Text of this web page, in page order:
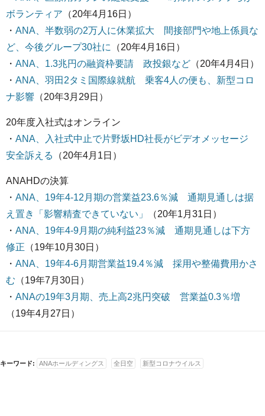
ボランティア （20年4月16日）
・ ANA、半数弱の2万人に休業拡大 間接部門や地上係員な
ど、今後グループ30社に
（20年4月16日）
・ ANA、1.3兆円の融資枠要請 政投銀など （20年4月4日）
・ ANA、羽田2タミ国際線就航 乗客4人の便も、新型コロ
ナ影響 （20年3月29日）
20年度入社式はオンライン
・ ANA、入社式中止で片野坂HD社長がビデオメッセージ
安全訴える
（20年4月1日）
ANAHDの決算
・ ANA、19年4-12月期の営業益23.6％減 通期見通しは据
え置き「影響精査できていない」
（20年1月31日）
・ ANA、19年4-9月期の純利益23％減 通期見通しは下方
修正 （19年10月30日）
・ ANA、19年4-6月期営業益19.4％減 採用や整備費用かさ
む （19年7月30日）
・ ANAの19年3月期、売上高2兆円突破 営業益0.3％増
（19年4月27日）
キーワード: ANAホールディングス 全日空 新型コロナウイルス